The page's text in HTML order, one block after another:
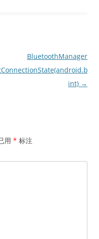
BluetoothManager
int) →
用 * 标注